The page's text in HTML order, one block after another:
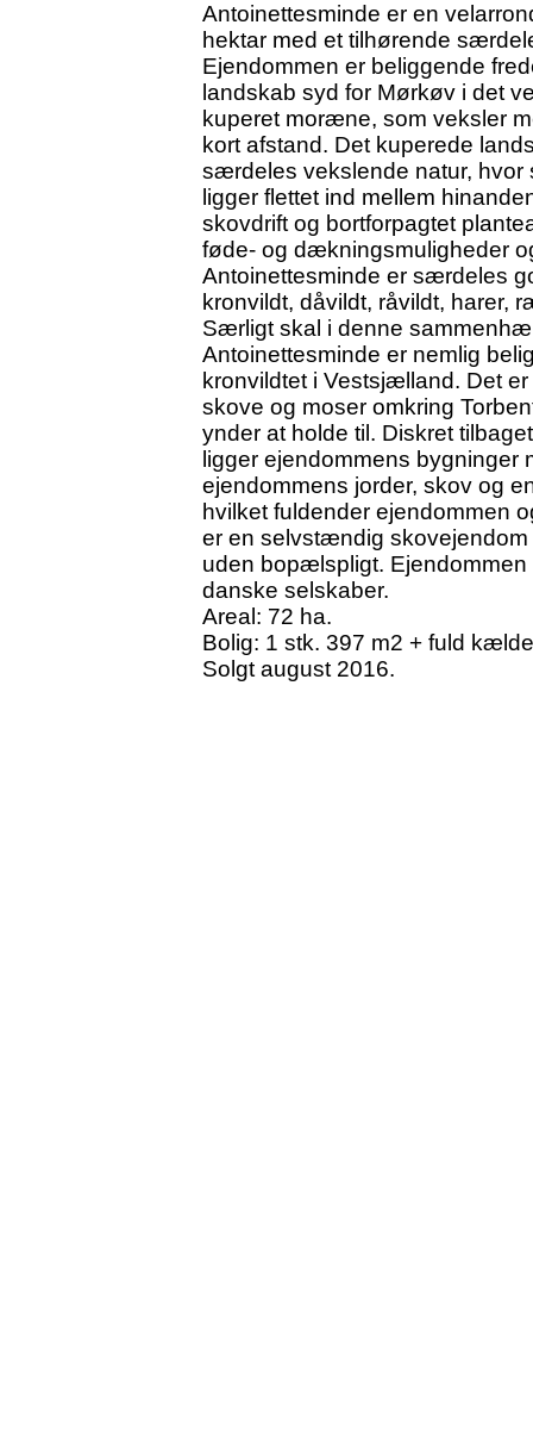
Antoinettesminde er en
hektar med et tilhørende
Ejendommen er beliggende
landskab syd for Mørkøv i det
kuperet moræne, som veksler
kort afstand. Det kuperede
særdeles vekslende natur, hvor
ligger flettet ind mellem
skovdrift og bortforpagtet
føde- og dækningsmuligheder
Antoinettesminde er særdeles
kronvildt, dåvildt, råvildt, harer,
Særligt skal i denne
Antoinettesminde er nemlig
kronvildtet i Vestsjælland. Det
skove og moser omkring
ynder at holde til. Diskret
ligger ejendommens bygninger
ejendommens jorder, skov og
hvilket fuldender ejendommen
er en selvstændig
uden bopælspligt.
danske selskaber.
Areal: 72 ha.
Bolig: 1 stk. 397 m2 + fuld
Solgt august 2016.